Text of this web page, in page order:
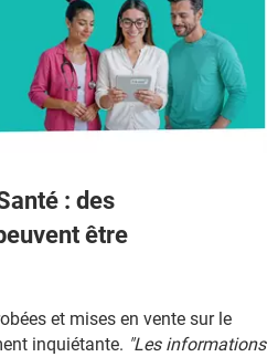
: des
être
et mises en vente sur le
inquiétante. "Les informations